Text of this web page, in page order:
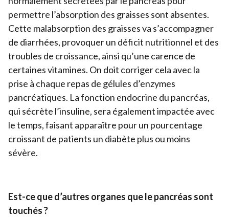
permettre l’absorption des graisses sont absentes.
Cette malabsorption des graisses va s’accompagner
de diarrhées, provoquer un déficit nutritionnel et des
troubles de croissance, ainsi qu’une carence de
certaines vitamines. On doit corriger cela avec la
prise à chaque repas de gélules d’enzymes
pancréatiques. La fonction endocrine du pancréas,
qui sécrète l’insuline, sera également impactée avec
le temps, faisant apparaître pour un pourcentage
croissant de patients un diabète plus ou moins
sévère.
Est-ce que d’autres organes que le pancréas sont
touchés ?